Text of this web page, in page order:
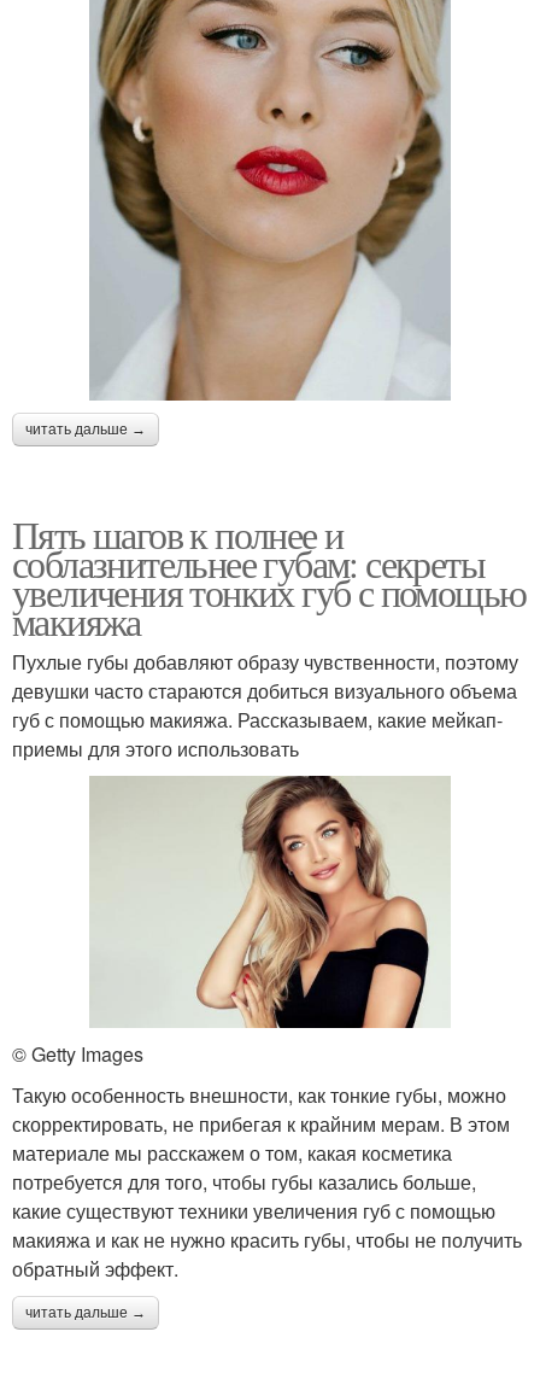
читать дальше →
Пять шагов к полнее и
соблазнительнее губам: секреты
увеличения тонких губ с помощью
макияжа
Пухлые губы добавляют образу чувственности, поэтому
девушки часто стараются добиться визуального объема
губ с помощью макияжа. Рассказываем, какие мейкап-
приемы для этого использовать
© Getty Images
Такую особенность внешности, как тонкие губы, можно
скорректировать, не прибегая к крайним мерам. В этом
материале мы расскажем о том, какая косметика
потребуется для того, чтобы губы казались больше,
какие существуют техники увеличения губ с помощью
макияжа и как не нужно красить губы, чтобы не получить
обратный эффект.
читать дальше →